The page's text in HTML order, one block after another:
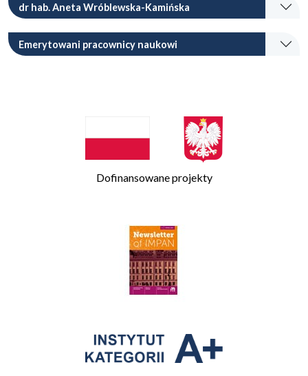
dr hab. Aneta Wróblewska-Kamińska
Emerytowani pracownicy naukowi
Dofinansowane projekty